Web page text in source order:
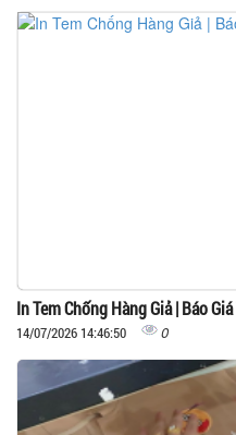
In Tem Chống Hàng Giả | Báo
14/07/2026 14:46:50 0